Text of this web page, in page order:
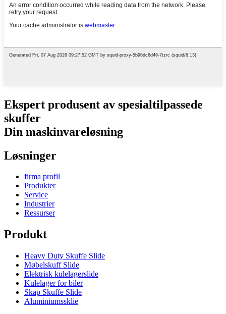
Ekspert produsent av spesialtilpassede
skuffer
Din maskinvareløsning
Løsninger
firma profil
Produkter
Service
Industrier
Ressurser
Produkt
Heavy Duty Skuffe Slide
Møbelskuff Slide
Elektrisk kulelagerslide
Kulelager for biler
Skap Skuffe Slide
Aluminiumssklie